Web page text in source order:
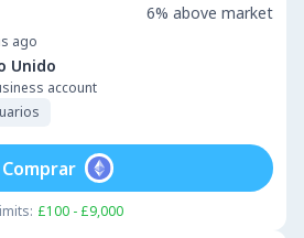
ago
Unido
account
6% above market
£100 - £9,000
Comprar